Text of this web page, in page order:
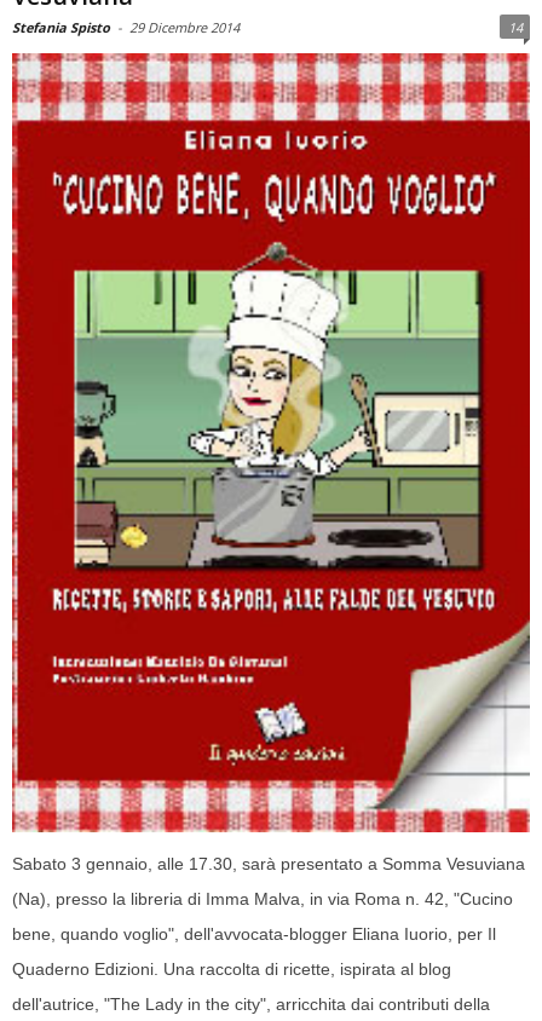
Stefania Spisto - 29 Dicembre 2014 14
Sabato 3 gennaio, alle 17.30, sarà presentato a Somma Vesuviana
(Na), presso la libreria di Imma Malva, in via Roma n. 42, "Cucino
bene, quando voglio", dell'avvocata-blogger Eliana Iuorio, per Il
Quaderno Edizioni. Una raccolta di ricette, ispirata al blog
dell'autrice, "The Lady in the city", arricchita dai contributi della